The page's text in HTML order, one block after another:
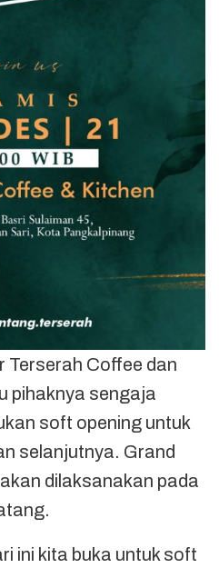
Terserah Coffee dan
pihaknya sengaja
soft opening untuk
selanjutnya. Grand
dilaksanakan pada
ini kita buka untuk soft